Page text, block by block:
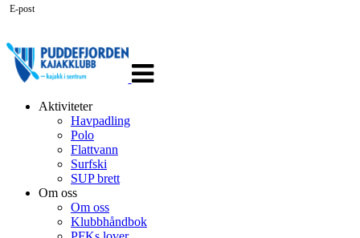
navigasjon
Aktiviteter
Havpadling
Polo
Flattvann
Surfski
SUP brett
Om oss
Om oss
Klubbhåndbok
E-post